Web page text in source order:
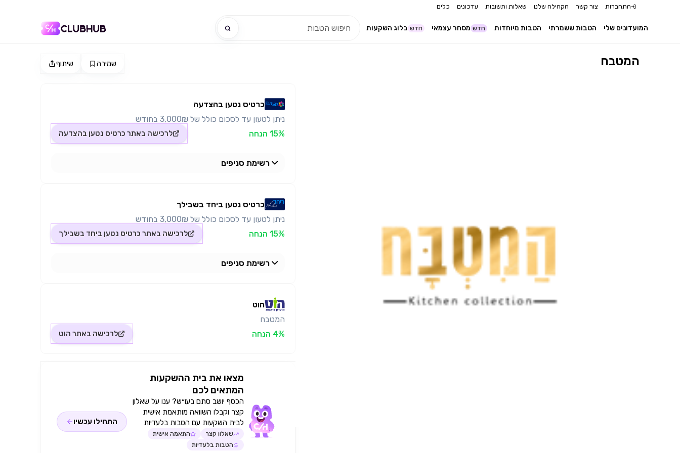
התחברות צור קשר הקהילה שלנו שאלות ותשובות עדכונים כלים
בלוג השקעות חדש מסחר עצמאי חדש הטבות מיוחדות הטבות ששמרתי המועדונים שלי
שיתוף שמירה המטבח
כרטיס נטען בהצדעה
ניתן לטעון עד לסכום כולל של 3,000₪ בחודש
15% הנחה
לרכישה באתר כרטיס נטען בהצדעה
רשימת סניפים
כרטיס נטען ביחד בשבילך
ניתן לטעון עד לסכום כולל של 3,000₪ בחודש
15% הנחה
לרכישה באתר כרטיס נטען ביחד בשבילך
רשימת סניפים
הוט
המטבח
4% הנחה
לרכישה באתר הוט
מצאו את בית ההשקעות
המתאים לכם
הכסף יושב סתם בעו״ש? ענו על שאלון
קצר וקבלו השוואה מותאמת אישית
לבית השקעות עם הטבות בלעדיות
שאלון קצר
התאמה אישית
הטבות בלעדיות
התחילו עכשיו